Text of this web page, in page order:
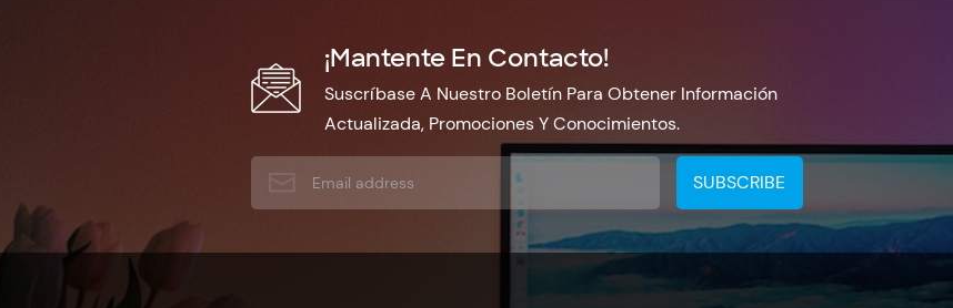
¡Mantente En Contacto!
Suscríbase A Nuestro Boletín Para Obtener Información
Actualizada, Promociones Y Conocimientos.